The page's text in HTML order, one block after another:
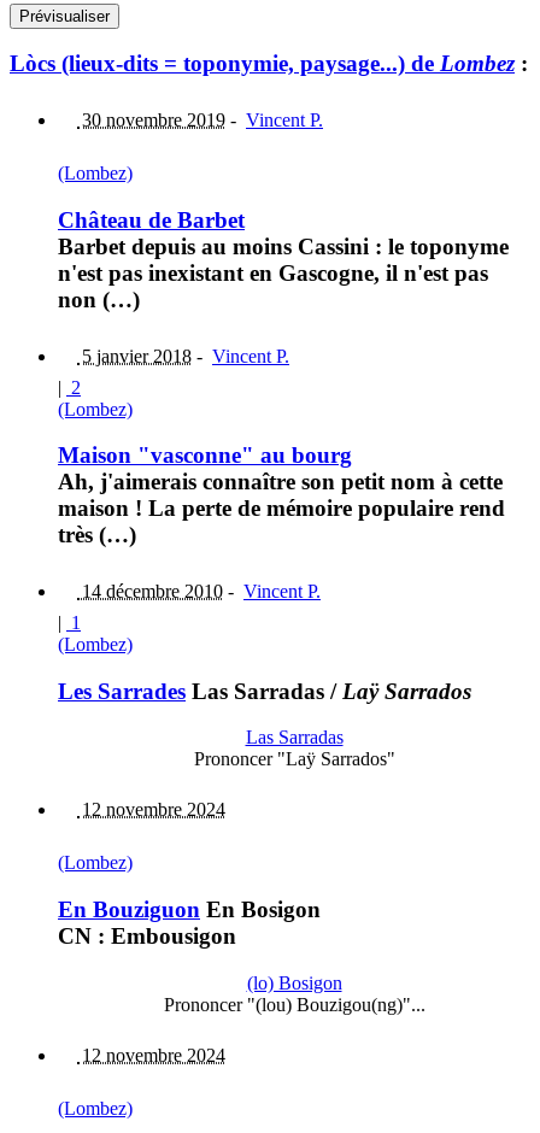
Lòcs (lieux-dits = toponymie, paysage...) de Lombez:
30 novembre 2019 - Vincent P.
(Lombez)
Château de Barbet
Barbet depuis au moins Cassini : le toponyme
n'est pas inexistant en Gascogne, il n'est pas
non (…)
5 janvier 2018 - Vincent P.
| 2
(Lombez)
Maison "vasconne" au bourg
Ah, j'aimerais connaître son petit nom à cette
maison ! La perte de mémoire populaire rend
très (…)
14 décembre 2010 - Vincent P.
| 1
(Lombez)
Les Sarrades Las Sarradas / Laÿ Sarrados
Las Sarradas
Prononcer "Laÿ Sarrados"
12 novembre 2024
(Lombez)
En Bouziguon En Bosigon
CN : Embousigon
(lo) Bosigon
Prononcer "(lou) Bouzigou(ng)"...
12 novembre 2024
(Lombez)